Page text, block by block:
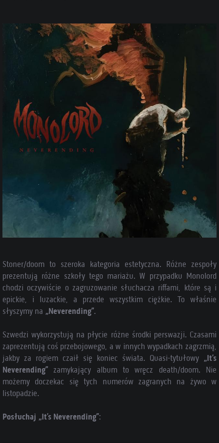
Stoner/doom to szeroka kategoria estetyczna. Różne zespoły
prezentują różne szkoły tego mariażu. W przypadku Monolord
chodzi oczywiście o zagruzowanie słuchacza riffami, które są i
epickie, i luzackie, a przede wszystkim ciężkie. To właśnie
słyszymy na „Neverending”.
Szwedzi wykorzystują na płycie różne środki perswazji. Czasami
zaprezentują coś przebojowego, a w innych wypadkach zagrzmią,
jakby za rogiem czaił się koniec świata. Quasi-tytułowy „It’s
Neverending” zamykający album to wręcz death/doom. Nie
możemy doczekac się tych numerów zagranych na żywo w
listopadzie.
Posłuchaj „It’s Neverending”: